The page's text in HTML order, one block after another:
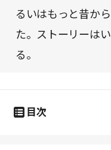
るいはもっと昔か
た。ストーリーは
る。
目次